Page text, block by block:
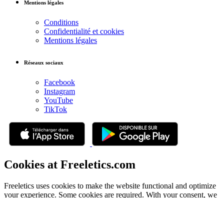
Mentions légales
Conditions
Confidentialité et cookies
Mentions légales
Réseaux sociaux
Facebook
Instagram
YouTube
TikTok
Cookies at Freeletics.com
Freeletics uses cookies to make the website functional and optimize
your experience. Some cookies are required. With your consent, we